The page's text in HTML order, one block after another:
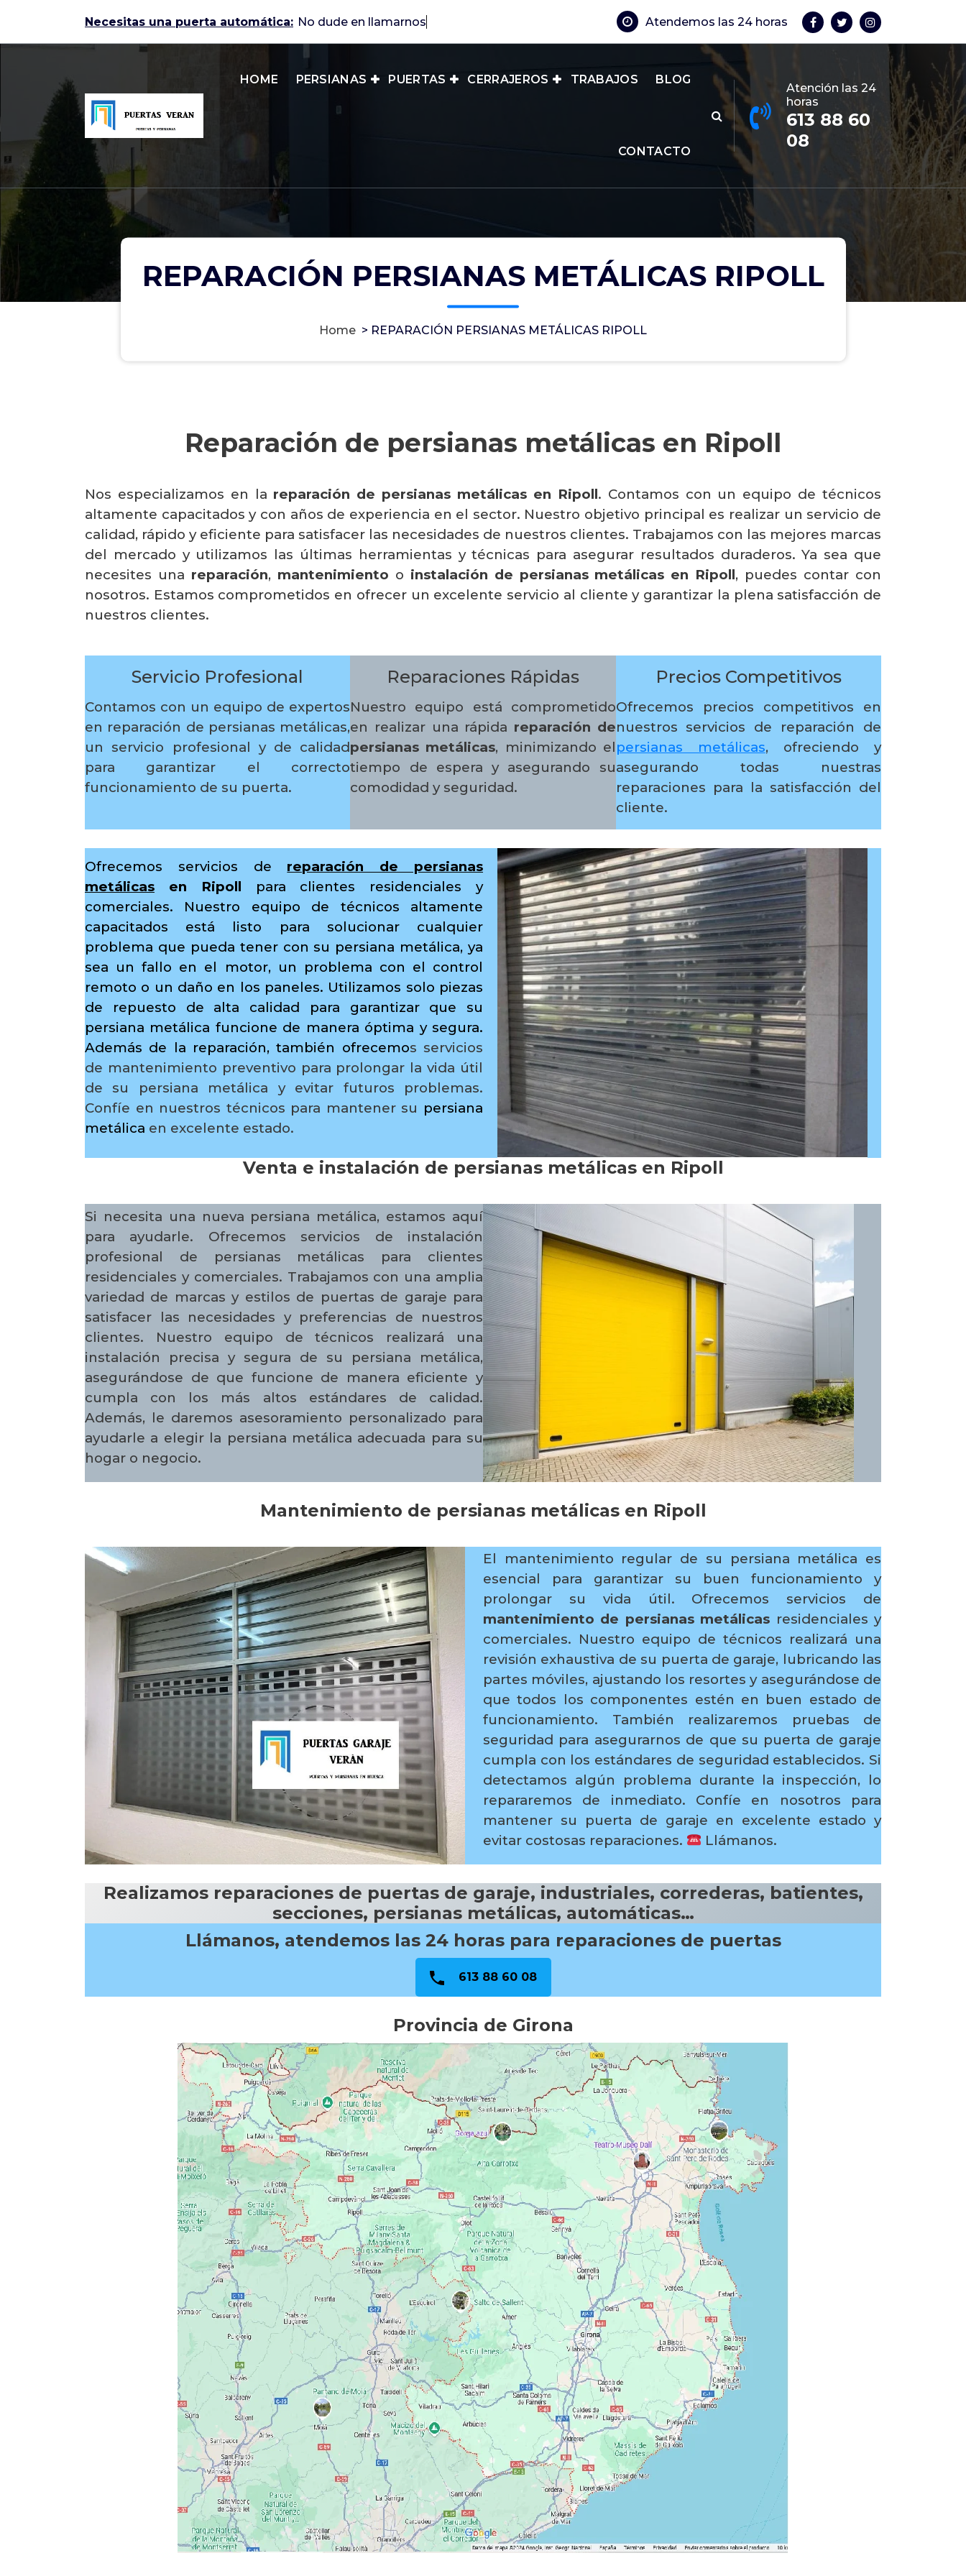
content
Necesitas una puerta automática: Atendemos las 24 horas
Puertas automáticas en Zaragoza
HOME PERSIANAS PUERTAS CERRAJEROS TRABAJOS BLOG
CONTACTO
Atención las 24
horas
613 88 60
08
REPARACIÓN PERSIANAS METÁLICAS RIPOLL
Home > REPARACIÓN PERSIANAS METÁLICAS RIPOLL
Reparación de persianas metálicas en Ripoll
Nos especializamos en la reparación de persianas metálicas en Ripoll. Contamos con un equipo de técnicos
altamente capacitados y con años de experiencia en el sector. Nuestro objetivo principal es realizar un servicio de
calidad, rápido y eficiente para satisfacer las necesidades de nuestros clientes. Trabajamos con las mejores marcas
del mercado y utilizamos las últimas herramientas y técnicas para asegurar resultados duraderos. Ya sea que
necesites una reparación, mantenimiento o instalación de persianas metálicas en Ripoll, puedes contar con
nosotros. Estamos comprometidos en ofrecer un excelente servicio al cliente y garantizar la plena satisfacción de
nuestros clientes.
Servicio Profesional
Contamos con un equipo de expertos
en reparación de persianas metálicas,
un servicio profesional y de calidad
para garantizar el correcto
funcionamiento de su puerta.
Reparaciones Rápidas
Nuestro equipo está comprometido
en realizar una rápida reparación de
persianas metálicas, minimizando el
tiempo de espera y asegurando su
comodidad y seguridad.
Precios Competitivos
Ofrecemos precios competitivos en
nuestros servicios de reparación de
persianas metálicas, ofreciendo y
asegurando todas nuestras
reparaciones para la satisfacción del
cliente.
Ofrecemos servicios de reparación de persianas
metálicas en Ripoll para clientes residenciales y
comerciales. Nuestro equipo de técnicos altamente
capacitados está listo para solucionar cualquier
problema que pueda tener con su persiana metálica, ya
sea un fallo en el motor, un problema con el control
remoto o un daño en los paneles. Utilizamos solo piezas
de repuesto de alta calidad para garantizar que su
persiana metálica funcione de manera óptima y segura.
Además de la reparación, también ofrecemos servicios
de mantenimiento preventivo para prolongar la vida útil
de su persiana metálica y evitar futuros problemas.
Confíe en nuestros técnicos para mantener su persiana
metálica en excelente estado.
Venta e instalación de persianas metálicas en Ripoll
Si necesita una nueva persiana metálica, estamos aquí
para ayudarle. Ofrecemos servicios de instalación
profesional de persianas metálicas para clientes
residenciales y comerciales. Trabajamos con una amplia
variedad de marcas y estilos de puertas de garaje para
satisfacer las necesidades y preferencias de nuestros
clientes. Nuestro equipo de técnicos realizará una
instalación precisa y segura de su persiana metálica,
asegurándose de que funcione de manera eficiente y
cumpla con los más altos estándares de calidad.
Además, le daremos asesoramiento personalizado para
ayudarle a elegir la persiana metálica adecuada para su
hogar o negocio.
Mantenimiento de persianas metálicas en Ripoll
El mantenimiento regular de su persiana metálica es
esencial para garantizar su buen funcionamiento y
prolongar su vida útil. Ofrecemos servicios de
mantenimiento de persianas metálicas residenciales y
comerciales. Nuestro equipo de técnicos realizará una
revisión exhaustiva de su puerta de garaje, lubricando las
partes móviles, ajustando los resortes y asegurándose de
que todos los componentes estén en buen estado de
funcionamiento. También realizaremos pruebas de
seguridad para asegurarnos de que su puerta de garaje
cumpla con los estándares de seguridad establecidos. Si
detectamos algún problema durante la inspección, lo
repararemos de inmediato. Confíe en nosotros para
mantener su puerta de garaje en excelente estado y
evitar costosas reparaciones.
Llámanos.
Realizamos reparaciones de puertas de garaje, industriales, correderas, batientes,
secciones, persianas metálicas, automáticas…
Llámanos, atendemos las 24 horas para reparaciones de puertas
613 88 60 08
Provincia de Girona